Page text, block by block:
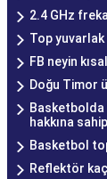
2.4 GHz
Top yuvarlak
FB neyin
Doğu Timor
Basketbolda
hakkına
Basketbol
Reflektör